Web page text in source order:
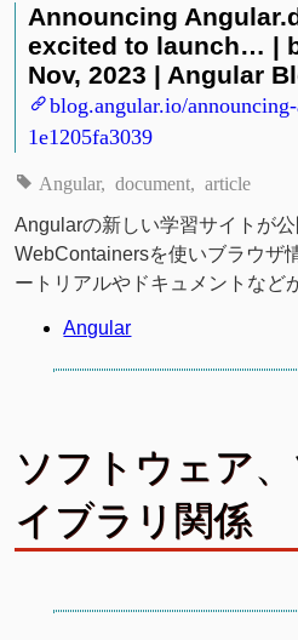
Announcing
excited to launch… |
Nov, 2023 | Angular
blog.angular.io/
1e1205fa3039
Angular document article
Angularの新しい学習サイトが公
WebContainersを使いブラウザ
ートリアルやドキュメントなど
Angular
ソフトウェア
イブラリ関係